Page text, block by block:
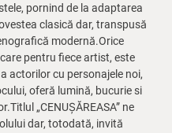
pornind de la adaptarea
clasică dar, transpusă
modernă.Orice
pentru fiece artist, este
actorilor cu personajele noi,
oferă lumină, bucurie si
„CENUȘĂREASA” ne
dar, totodată, invită